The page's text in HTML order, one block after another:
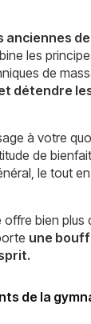
de
les
de
détendre
à votre
de
le tout en
bien plus
une
de la